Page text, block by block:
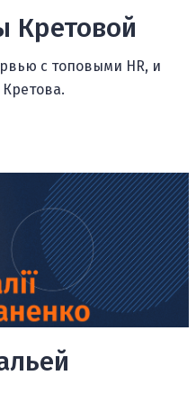
Кретовой
с топовыми HR, и
Кретова.